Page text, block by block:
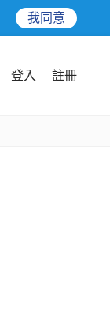
我同意
登入 註冊